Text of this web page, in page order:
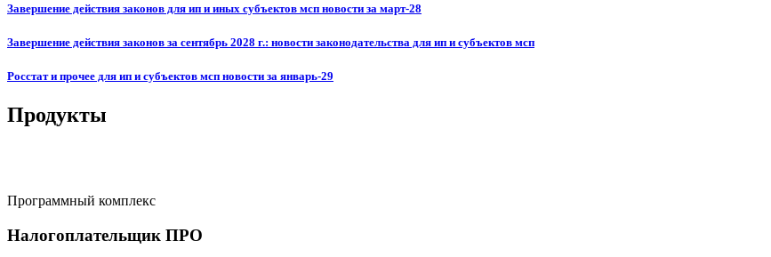
Завершение действия законов для ип и иных субъектов мсп новости за март-28
Завершение действия законов за сентябрь 2028 г.: новости законодательства для ип и субъектов мсп
Росстат и прочее для ип и субъектов мсп новости за январь-29
Продукты
Программный комплекс
Налогоплательщик ПРО